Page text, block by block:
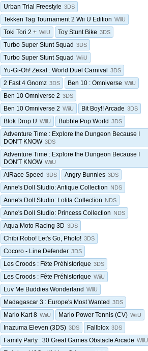
Urban Trial Freestyle 3DS
Tekken Tag Tournament 2 Wii U Edition WiiU
Toki Tori 2 + WiiU Toy Stunt Bike 3DS
Turbo Super Stunt Squad 3DS
Turbo Super Stunt Squad WiiU
Yu-Gi-Oh! Zexal : World Duel Carnival 3DS
2 Fast 4 Gnomz 3DS Ben 10 : Omniverse WiiU
Ben 10 Omniverse 2 3DS
Ben 10 Omniverse 2 WiiU Bit Boy!! Arcade 3DS
Blok Drop U WiiU Bubble Pop World 3DS
Adventure Time : Explore the Dungeon Because I
DON'T KNOW 3DS
Adventure Time : Explore the Dungeon Because I
DON'T KNOW WiiU
AiRace Speed 3DS Angry Bunnies 3DS
Anne's Doll Studio: Antique Collection NDS
Anne's Doll Studio: Lolita Collection NDS
Anne's Doll Studio: Princess Collection NDS
Aqua Moto Racing 3D 3DS
Chibi Robo! Let's Go, Photo! 3DS
Cocoro - Line Defender 3DS
Les Croods : Fête Préhistorique 3DS
Les Croods : Fête Préhistorique WiiU
Luv Me Buddies Wonderland WiiU
Madagascar 3 : Europe's Most Wanted 3DS
Mario Kart 8 WiiU Mario Power Tennis (CV) WiiU
Inazuma Eleven (3DS) 3DS Fallblox 3DS
Family Party : 30 Great Games Obstacle Arcade WiiU